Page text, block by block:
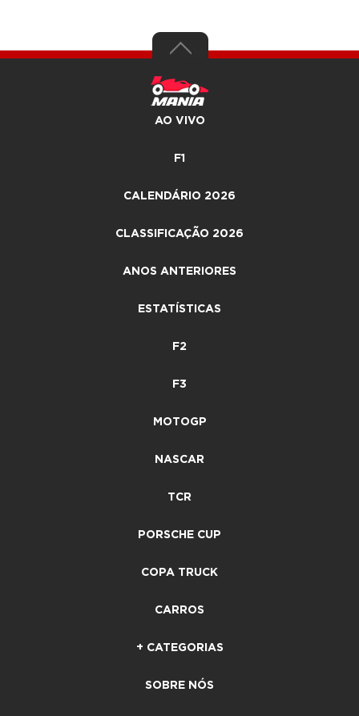
AO VIVO
F1
CALENDÁRIO 2026
CLASSIFICAÇÃO 2026
ANOS ANTERIORES
ESTATÍSTICAS
F2
F3
MOTOGP
NASCAR
TCR
PORSCHE CUP
COPA TRUCK
CARROS
+ CATEGORIAS
SOBRE NÓS